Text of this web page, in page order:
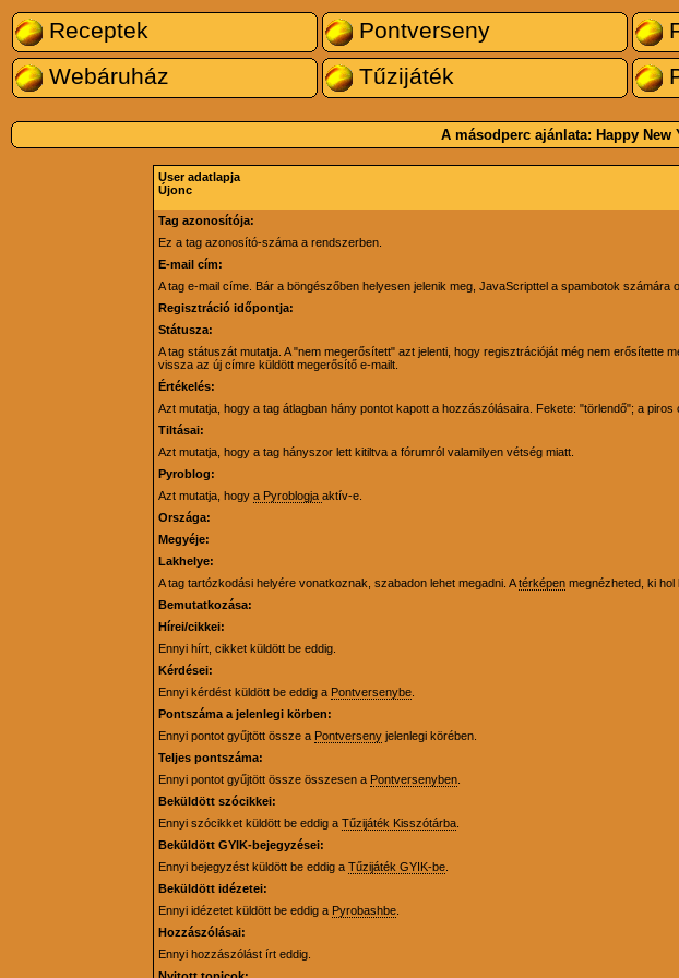
Receptek Pontverseny
Webáruház
Tűzijáték
A másodperc ajánlata: Happy New
User adatlapja
Újonc
Tag azonosítója:
Ez a tag azonosító-száma a rendszerben.
E-mail cím:
A tag e-mail címe. Bár a böngészőben helyesen jelenik meg, JavaScripttel a spambotok számára
Regisztráció időpontja:
Státusza:
A tag státuszát mutatja. A "nem megerősített" azt jelenti, hogy regisztrációját még nem erősítette
vissza az új címre küldött megerősítő e-mailt.
Értékelés:
Azt mutatja, hogy a tag átlagban hány pontot kapott a hozzászólásaira. Fekete: "törlendő"; a
Tiltásai:
Azt mutatja, hogy a tag hányszor lett kitiltva a fórumról valamilyen vétség miatt.
Pyroblog:
Azt mutatja, hogya Pyroblogjaaktív-e.
Országa:
Megyéje:
Lakhelye:
A tag tartózkodási helyére vonatkoznak, szabadon lehet megadni. Atérképen megnézheted, ki hol
Bemutatkozása:
Hírei/cikkei:
Ennyi hírt, cikket küldött be eddig.
Kérdései:
Ennyi kérdést küldött be eddig a Pontversenybe
Pontszáma a jelenlegi körben:
Ennyi pontot gyűjtött össze a Pontverseny jelenlegi körében.
Teljes pontszáma:
Ennyi pontot gyűjtött össze összesen a Pontversenyben
Beküldött szócikkei:
Ennyi szócikket küldött be eddig aTűzijáték Kisszótárba
Beküldött GYIK-bejegyzései:
Ennyi bejegyzést küldött be eddig aTűzijáték GYIK-be
Beküldött idézetei:
Ennyi idézetet küldött be eddig a Pyrobashbe
Hozzászólásai:
Ennyi hozzászólást írt eddig.